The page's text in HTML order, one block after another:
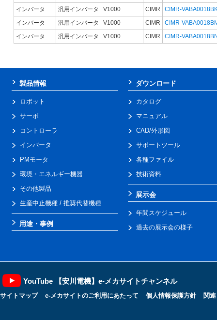
インバータ
汎用インバータ V1000 CIMR
CIMR-
インバータ
汎用インバータ V1000 CIMR
CIMR-
インバータ
汎用インバータ V1000 CIMR CIMR-
製品情報
ロボット
サーボ
コントローラ
インバータ
PMモータ
環境・エネルギー機器
その他製品
生産中止機種 / 推奨代替機種
用途・事例
ダウンロード
カタログ
マニュアル
CAD/外形図
サポートツール
各種ファイル
技術資料
展示会
年間スケジュール
過去の展示会の様子
YouTube 【安川電機】e-メカサイトチャンネル
サイトマップ e-メカサイトのご利用にあたって 個人情報保護方針 関